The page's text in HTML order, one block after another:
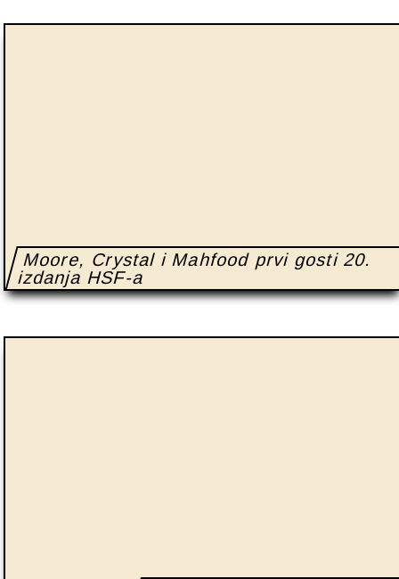
Moore, Crystal i Mahfood prvi gosti 20.
izdanja HSF-a